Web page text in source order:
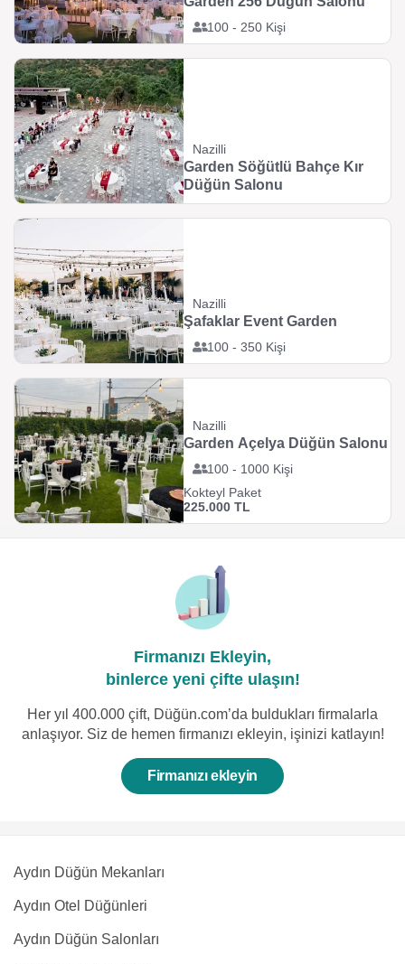
100 - 250 Kişi
Nazilli
Garden Söğütlü Bahçe Kır
Düğün Salonu
Nazilli
100 - 350 Kişi
Şafaklar Event Garden
Nazilli
100 - 1000 Kişi
Garden Açelya Düğün Salonu
Kokteyl Paket
225.000 TL
Firmanızı Ekleyin,
binlerce yeni çifte ulaşın!
Her yıl 400.000 çift, Düğün.com’da buldukları firmalarla
anlaşıyor. Siz de hemen firmanızı ekleyin, işinizi katlayın!
Firmanızı ekleyin
Aydın Düğün Mekanları
Aydın Otel Düğünleri
Aydın Düğün Salonları